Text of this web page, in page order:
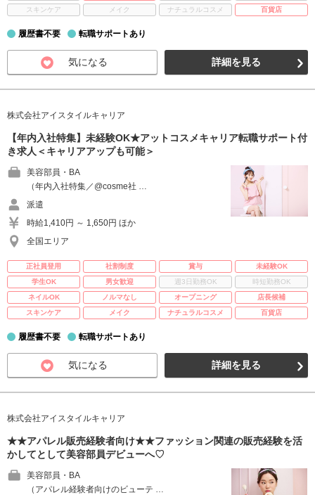
スキンケア
メイク ナチュラルコスメ 百貨店
履歴書不要 転職サポートあり
気になる 詳細を見る
株式会社アイスタイルキャリア
【年内入社特集】未経験OK★アットコスメキャリア転職サポート付
き求人＜キャリアアップも可能＞
美容部員・BA
（年内入社特集／@cosme社 …
派遣
時給1,410円 ～ 1,650円 ほか
全国エリア
正社員登用 社割制度 賞与
未経験OK
学生OK
男女歓迎 週3日勤務OK
時短勤務OK
ネイルOK
ノルマなし オープニング
店長候補
スキンケア
メイク ナチュラルコスメ 百貨店
履歴書不要 転職サポートあり
気になる 詳細を見る
株式会社アイスタイルキャリア
★★アパレル販売経験者向け★★ファッション関連の販売経験を活
かしてとして美容部員デビューへ♡
美容部員・BA
（アパレル経験者向けのビューテ …